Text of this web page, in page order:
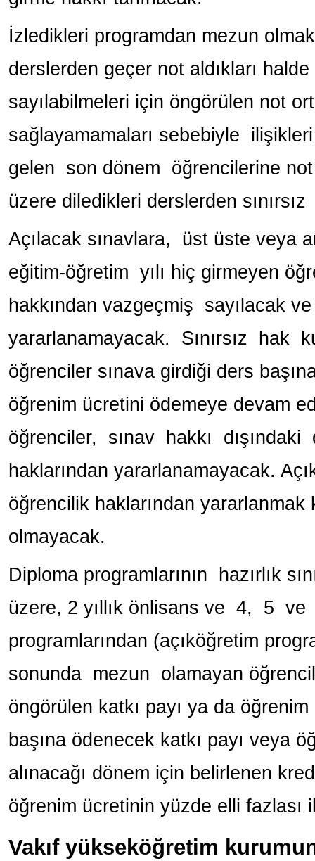
İzledikleri programdan mezun
derslerden geçer not aldıkları
sayılabilmeleri için öngörülen not
sağlayamamaları sebebiyle
gelen son dönem öğrencilerine not
üzere diledikleri derslerden
Açılacak sınavlara, üst üste veya
eğitim-öğretim yılı hiç girmeyen
hakkından vazgeçmiş sayılacak
yararlanamayacak. Sınırsız
öğrenciler sınava girdiği ders
öğrenim ücretini ödemeye devam
öğrenciler, sınav hakkı
haklarından yararlanamayacak.
öğrencilik haklarından yararlanmak
olmayacak.
Diploma programlarının hazırlık
üzere, 2 yıllık önlisans ve 4, 5
programlarından (açıköğretim
sonunda mezun olamayan
öngörülen katkı payı ya da
başına ödenecek katkı payı veya
alınacağı dönem için belirlenen
öğrenim ücretinin yüzde elli fazlası
Vakıf yükseköğretim